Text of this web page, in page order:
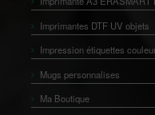
Imprimantes DTF UV objets
Impression étiquettes
Mugs personnalises
Ma Boutique